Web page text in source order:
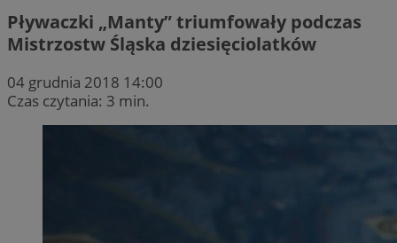
Pływaczki „Manty” triumfowały podczas
Mistrzostw Śląska dziesięciolatków
04 grudnia 2018 14:00
Czas czytania: 3 min.